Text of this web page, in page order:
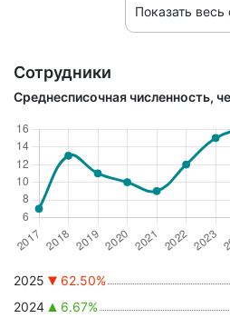
Показать весь
Сотрудники
Среднесписочная численность,
2025 62.50%
2024
6.67%